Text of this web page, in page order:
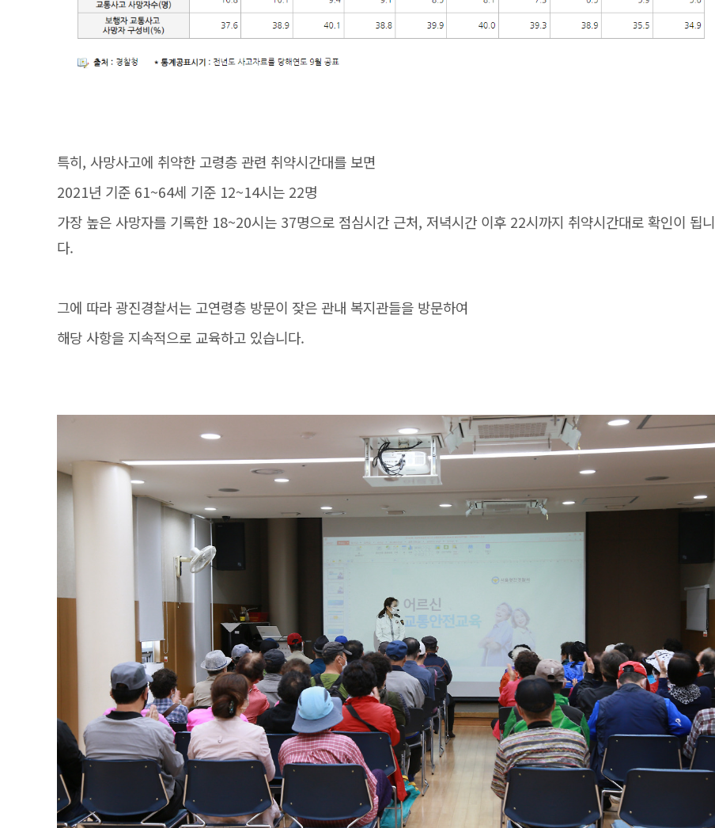
특히, 사망사고에 취약한 고령층 관련 취약시간대를 보면
2021년 기준 61~64세 기준 12~14시는 22명
가장 높은 사망자를 기록한 18~20시는 37명으로 점심시간 근처, 저녁시간 이후 22시까지 취약시간대로 확인이 됩니
다.
그에 따라 광진경찰서는 고연령층 방문이 잦은 관내 복지관들을 방문하여
해당 사항을 지속적으로 교육하고 있습니다.